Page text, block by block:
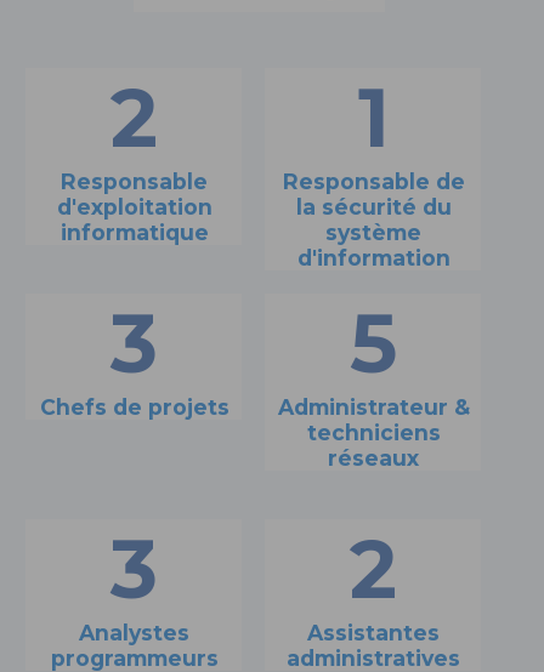
2
Responsable
d'exploitation
informatique
1
Responsable de
la sécurité du
système
d'information
3
Chefs de projets
5
Administrateur &
techniciens
réseaux
3
Analystes
programmeurs
2
Assistantes
administratives